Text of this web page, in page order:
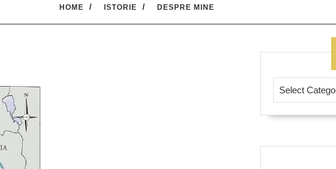
HOME ISTORIE DESPRE MINE